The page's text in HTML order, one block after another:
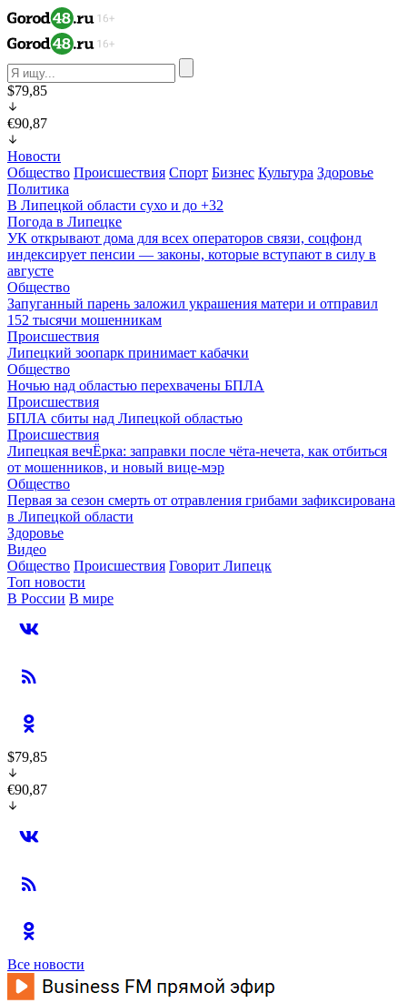
$79,85
€90,87
Новости
Общество Происшествия Спорт Бизнес Культура Здоровье
Политика
В Липецкой области сухо и до +32
Погода в Липецке
УК открывают дома для всех операторов связи, соцфонд
индексирует пенсии — законы, которые вступают в силу в
августе
Общество
Запуганный парень заложил украшения матери и отправил
152 тысячи мошенникам
Происшествия
Липецкий зоопарк принимает кабачки
Общество
Ночью над областью перехвачены БПЛА
Происшествия
БПЛА сбиты над Липецкой областью
Происшествия
Липецкая вечЁрка: заправки после чёта-нечета, как отбиться
от мошенников, и новый вице-мэр
Общество
Первая за сезон смерть от отравления грибами зафиксирована
в Липецкой области
Здоровье
Видео
Общество Происшествия Говорит Липецк
Топ новости
В России В мире
$79,85
€90,87
Все новости